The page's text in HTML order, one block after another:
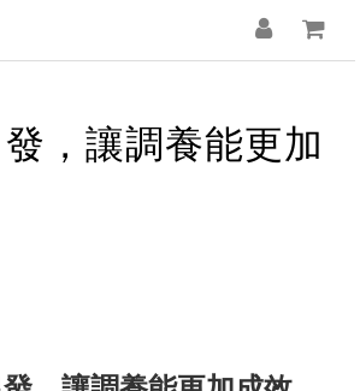
，讓調養能更加